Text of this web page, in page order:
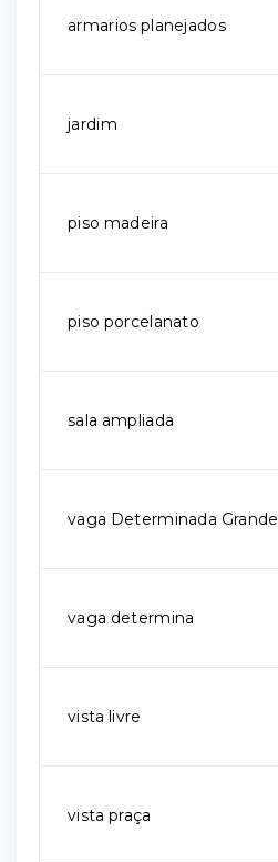
armarios planejados
jardim
piso madeira
piso porcelanato
sala ampliada
vaga Determinada Grande
vaga determina
vista livre
vista praça